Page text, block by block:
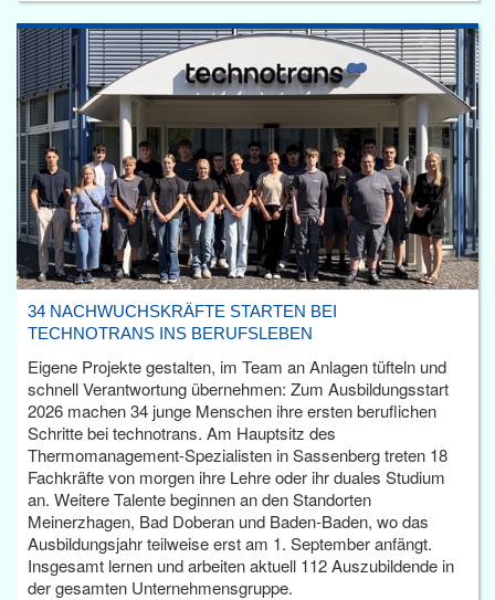
34 NACHWUCHSKRÄFTE STARTEN BEI
TECHNOTRANS INS BERUFSLEBEN
Eigene Projekte gestalten, im Team an Anlagen tüfteln und
schnell Verantwortung übernehmen: Zum Ausbildungsstart
2026 machen 34 junge Menschen ihre ersten beruflichen
Schritte bei technotrans. Am Hauptsitz des
Thermomanagement-Spezialisten in Sassenberg treten 18
Fachkräfte von morgen ihre Lehre oder ihr duales Studium
an. Weitere Talente beginnen an den Standorten
Meinerzhagen, Bad Doberan und Baden-Baden, wo das
Ausbildungsjahr teilweise erst am 1. September anfängt.
Insgesamt lernen und arbeiten aktuell 112 Auszubildende in
der gesamten Unternehmensgruppe.